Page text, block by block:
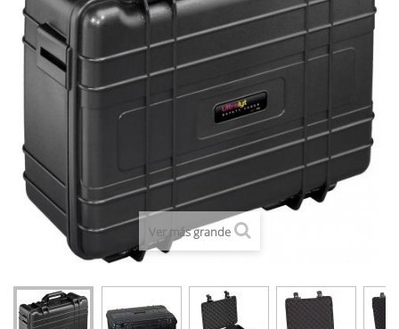
Ver más grande